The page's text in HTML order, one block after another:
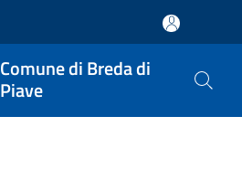
Comune di Breda di
Piave